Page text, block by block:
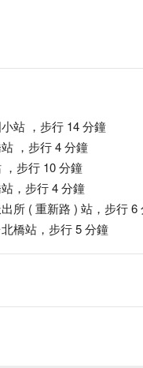
站 ，步行 14 分鐘
，步行 4 分鐘
，步行 10 分鐘
，步行 4 分鐘
所 ( 重新路 ) 站，步行 6
橋站，步行 5 分鐘